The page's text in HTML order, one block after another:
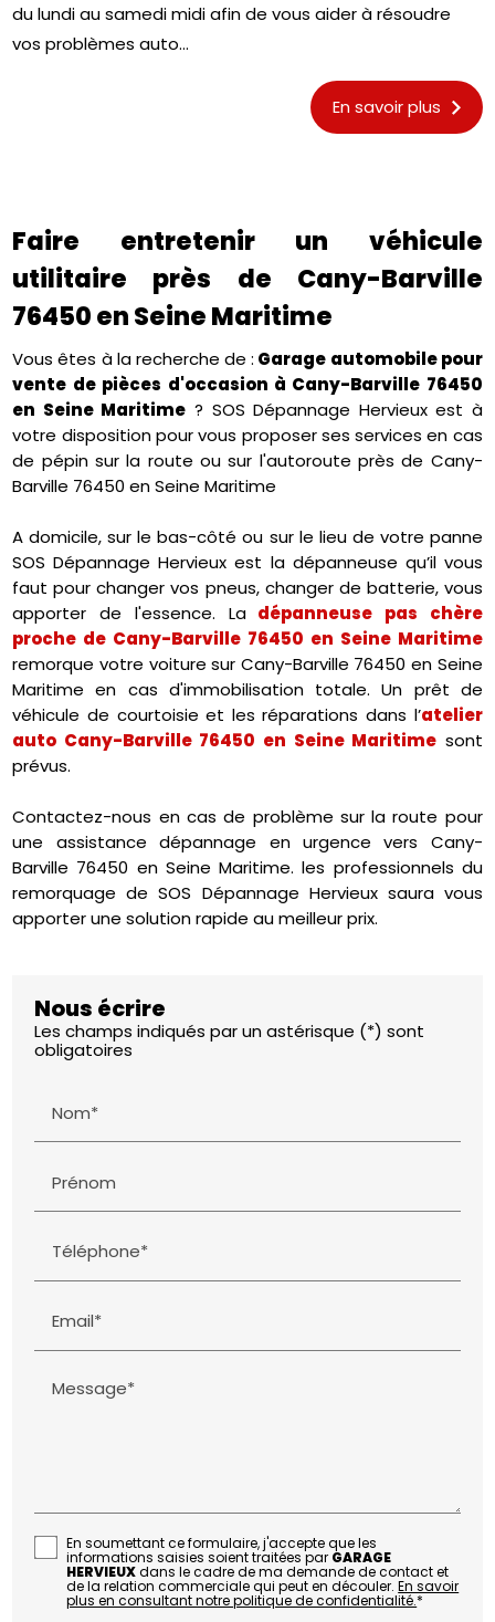
du lundi au samedi midi afin de vous aider à résoudre
vos problèmes auto...
En savoir plus
Faire entretenir un véhicule
utilitaire près de Cany-Barville
76450 en Seine Maritime
Vous êtes à la recherche de : Garage automobile pour
vente de pièces d'occasion à Cany-Barville 76450
en Seine Maritime ? SOS Dépannage Hervieux est à
votre disposition pour vous proposer ses services en cas
de pépin sur la route ou sur l'autoroute près de Cany-
Barville 76450 en Seine Maritime
A domicile, sur le bas-côté ou sur le lieu de votre panne
SOS Dépannage Hervieux est la dépanneuse qu’il vous
faut pour changer vos pneus, changer de batterie, vous
apporter de l'essence. Ladépanneuse pas chère
proche de Cany-Barville 76450 en Seine Maritime
remorque votre voiture sur Cany-Barville 76450 en Seine
Maritime en cas d'immobilisation totale. Un prêt de
véhicule de courtoisie et les réparations dans l’atelier
auto Cany-Barville 76450 en Seine Maritime sont
prévus.
Contactez-nous en cas de problème sur la route pour
une assistance dépannage en urgence vers Cany-
Barville 76450 en Seine Maritime. les professionnels du
remorquage de SOS Dépannage Hervieux saura vous
apporter une solution rapide au meilleur prix.
Nous écrire
Les champs indiqués par un astérisque (*) sont
obligatoires
Nom*
Prénom
Téléphone*
Email*
Message*
En soumettant ce formulaire, j'accepte que les
informations saisies soient traitées par GARAGE
HERVIEUXdans le cadre de ma demande de contact et
de la relation commerciale qui peut en découler.En savoir
plus en consultant notre politique de confidentialité.*